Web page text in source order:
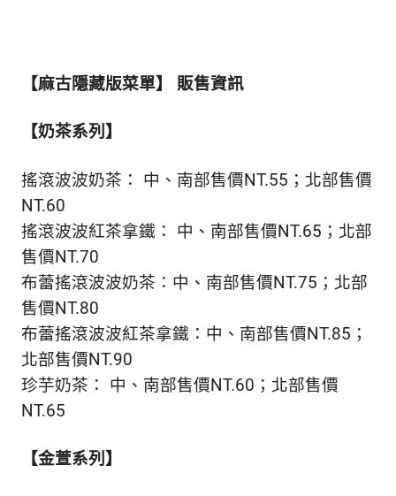
【麻古隱藏版菜單】 販售資訊
【奶茶系列】
搖滾波波奶茶： 中、南部售價NT.55；北部售價
NT.60
搖滾波波紅茶拿鐵： 中、南部售價NT.65；北部
售價NT.70
布蕾搖滾波波奶茶：中、南部售價NT.75；北部
售價NT.80
布蕾搖滾波波紅茶拿鐵：中、南部售價NT.85；
北部售價NT.90
珍芋奶茶： 中、南部售價NT.60；北部售價
NT.65
【金萱系列】